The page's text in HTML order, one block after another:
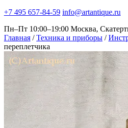
+7 495 657-84-59 info@artantique.ru
Пн–Пт 10:00–19:00 Москва,
Главная / Техника и приборы /
переплетчика